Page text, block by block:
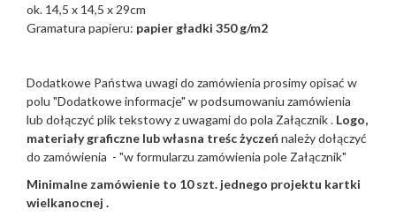
ok. 14,5 x 14,5 x 29cm
Gramatura papieru: papier gładki 350 g/m2
Dodatkowe Państwa uwagi do zamówienia prosimy opisać w
polu "Dodatkowe informacje" w podsumowaniu zamówienia
lub dołączyć plik tekstowy z uwagami do pola Załącznik . Logo,
materiały graficzne lub własna treśc życzeńnależy dołączyć
do zamówienia - "w formularzu zamówienia pole Załącznik"
Minimalne zamówienie to 10 szt. jednego projektu kartki
wielkanocnej .